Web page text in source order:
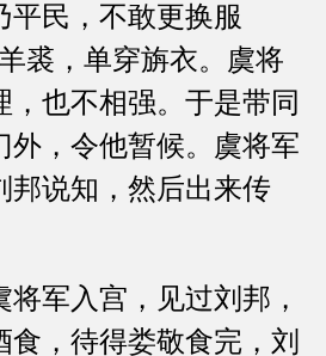
平民，不敢更换服
裘，单穿旃衣。虞将
，也不相强。于是带同
外，令他暂候。虞将军
邦说知，然后出来传
军入宫，见过刘邦，
食，待得娄敬食完，刘